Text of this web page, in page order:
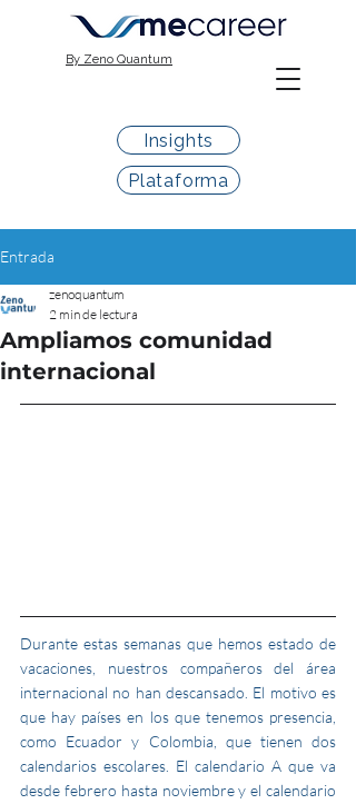
By Zeno Quantum
Insights
Plataforma
Entrada
Ampliamos comunidad
internacional
zenoquantum
2 min de lectura
Durante estas semanas que hemos estado de
vacaciones, nuestros compañeros del área
internacional no han descansado. El motivo es
que hay países en los que tenemos presencia,
como Ecuador y Colombia, que tienen dos
calendarios escolares. El calendario A que va
desde febrero hasta noviembre y el calendario